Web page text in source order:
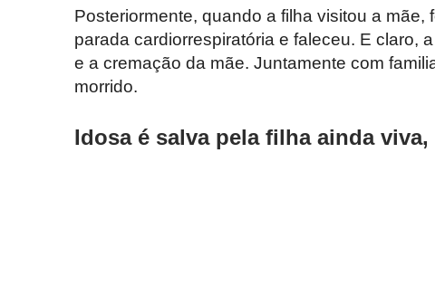
Posteriormente, quando a filha visitou a
parada cardiorrespiratória e faleceu. E claro,
e a cremação da mãe. Juntamente com
morrido.
Idosa é salva pela filha ainda